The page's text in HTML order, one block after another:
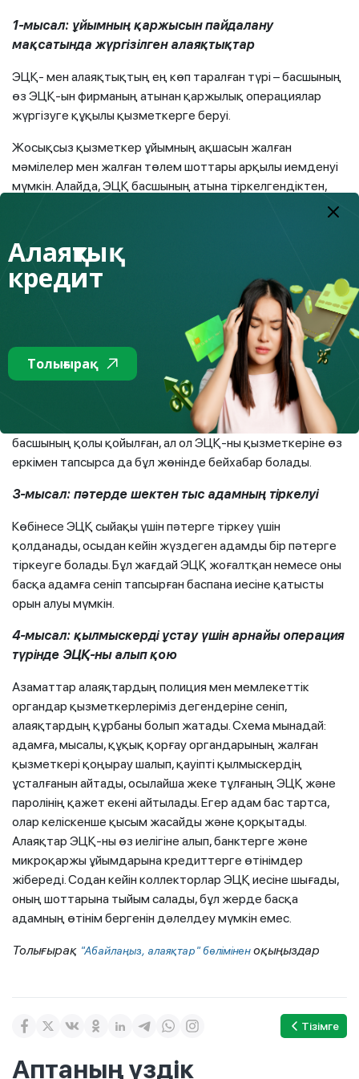
1-мысал: ұйымның қаржысын пайдалану
мақсатында жүргізілген алаяқтықтар
ЭЦҚ- мен алаяқтықтың ең көп таралған түрі – басшының
өз ЭЦҚ-ын фирманың атынан қаржылық операциялар
жүргізуге құқылы қызметкерге беруі.
Жосықсыз қызметкер ұйымның ақшасын жалған
мәмілелер мен жалған төлем шоттары арқылы иемденуі
мүмкін. Алайда, ЭЦҚ басшының атына тіркелгендіктен,
қатысының жоқтығын дәлелдеу өте қиынға соғады.
2-мысал: «жоқ адамдарды» жұмысқа
орналастыру
Алаяқтар арасында «жоқ адамдарды» жұмысқа
орналастыру кеңінен таралған, бұл да басшының ЭЦҚ-сы
арқылы жасалады. Жұмысшылар қағаз жүзінде болады, ал
олардың жалақысы алаяқтардың қалтасына түседі. Бұл
жағдайда да тергеу жұмыстары күрделене түседі,
себебі жоқ қызметкерлерді жұмысқа қабылдауға
басшының қолы қойылған, ал ол ЭЦҚ-ны қызметкеріне өз
еркімен тапсырса да бұл жөнінде бейхабар болады.
3-мысал: пәтерде шектен тыс адамның тіркелуі
Көбінесе ЭЦҚ сыйақы үшін пәтерге тіркеу үшін
қолданады, осыдан кейін жүздеген адамды бір пәтерге
тіркеуге болады. Бұл жағдай ЭЦҚ жоғалтқан немесе оны
басқа адамға сеніп тапсырған баспана иесіне қатысты
орын алуы мүмкін.
4-мысал: қылмыскерді ұстау үшін арнайы операция
түрінде ЭЦҚ-ны алып қою
Азаматтар алаяқтардың полиция мен мемлекеттік
органдар қызметкерлеріміз дегендеріне сеніп,
алаяқтардың құрбаны болып жатады. Схема мынадай:
адамға, мысалы, құқық қорғау органдарының жалған
қызметкері қоңырау шалып, қауіпті қылмыскердің
ұсталғанын айтады, осылайша жеке тұлғаның ЭЦҚ және
паролінің қажет екені айтылады. Егер адам бас тартса,
олар келіскенше қысым жасайды және қорқытады.
Алаяқтар ЭЦҚ-ны өз иелігіне алып, банктерге және
микроқаржы ұйымдарына кредиттерге өтінімдер
жібереді. Содан кейін коллекторлар ЭЦҚ иесіне шығады,
оның шоттарына тыйым салады, бұл жерде басқа
адамның өтінім бергенін дәлелдеу мүмкін емес.
Толығырақ "Абайлаңыз, алаяқтар" бөліміненоқыңыздар
Тізімге
Аптаның үздік
Алаяқтық
кредит
Толығырақ